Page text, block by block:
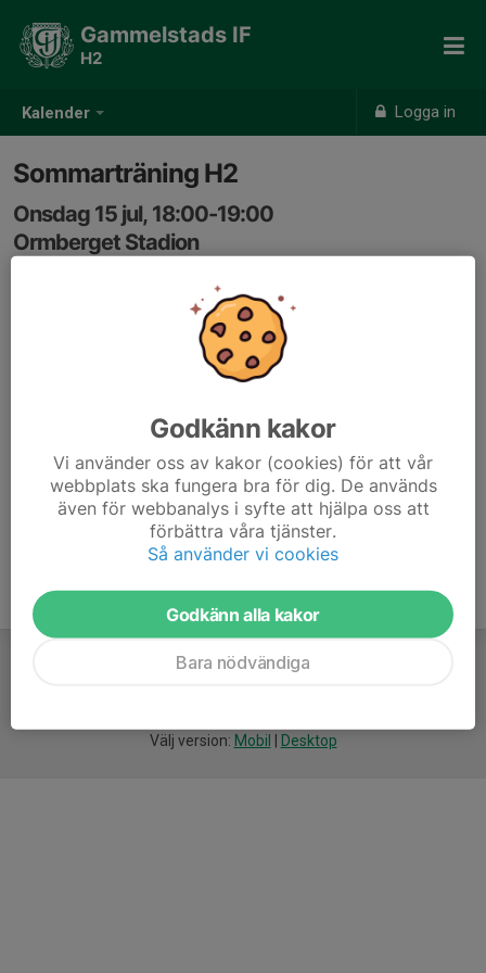
Kalender Logga in
Gammelstads IF
H2
Sommarträning H2
Onsdag 15 jul, 18:00-19:00
Ormberget Stadion
Fysträning med inriktning styrka och explosivitet.
Välj version: Mobil Desktop
Godkänn kakor
Vi använder oss av kakor (cookies) för att vår
webbplats ska fungera bra för dig. De används
även för webbanalys i syfte att hjälpa oss att
förbättra våra tjänster.
Så använder vi cookies
Godkänn alla kakor
Bara nödvändiga